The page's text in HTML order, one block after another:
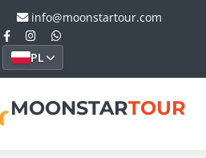
info@moonstartour.com
PL
MOONSTARTOUR